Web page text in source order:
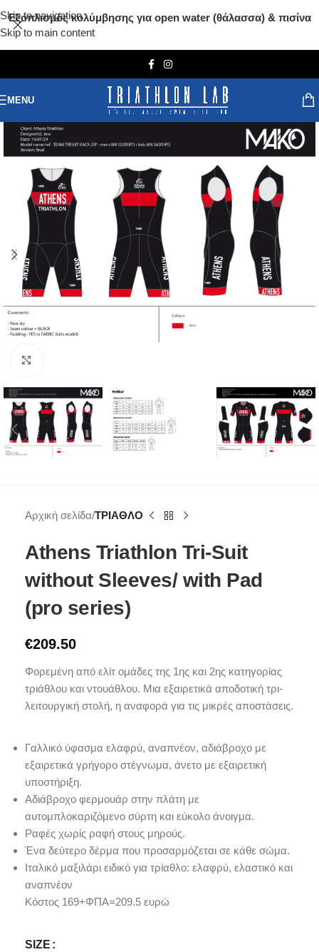
Skip to navigation
Skip to main content
Εξοπλισμός κολύμβησης για open water (θάλασσα) & πισίνα
MENU
Αρχική σελίδα ΤΡΙΑΘΛΟ
Athens Triathlon Tri-Suit
without Sleeves/ with Pad
(pro series)
€209.50
Φορεμένη από ελίτ ομάδες της 1ης και 2ης κατηγορίας
τριάθλου και ντουάθλου. Μια εξαιρετικά αποδοτική τρι-
λειτουργική στολή, η αναφορά για τις μικρές αποστάσεις.
Γαλλικό ύφασμα ελαφρύ, αναπνέον, αδιάβροχο με
εξαιρετικά γρήγορο στέγνωμα, άνετο με εξαιρετική
υποστήριξη.
Αδιάβροχο φερμουάρ στην πλάτη με
αυτομπλοκαριζόμενο σύρτη και εύκολο άνοιγμα.
Ραφές χωρίς ραφή στους μηρούς.
Ένα δεύτερο δέρμα που προσαρμόζεται σε κάθε σώμα.
Ιταλικό μαξιλάρι ειδικό για τρίαθλο: ελαφρύ, ελαστικό και
αναπνέον
Κόστος 169+ΦΠΑ=209.5 ευρώ
SIZE